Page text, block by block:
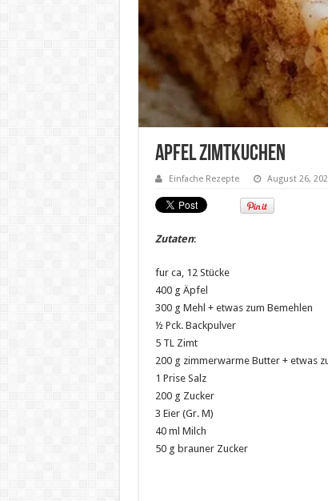
Apfel Zimtkuchen
Einfache Rezepte August 26,
Zutaten:
fur ca, 12 Stücke
400 g Äpfel
300 g Mehl + etwas zum Bemehlen
½ Pck. Backpulver
5 TL Zimt
200 g zimmerwarme Butter + etwas
1 Prise Salz
200 g Zucker
3 Eier (Gr. M)
40 ml Milch
50 g brauner Zucker